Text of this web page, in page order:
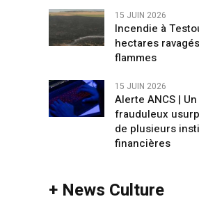
15 JUIN 2026
Incendie à
hectares
flammes
15 JUIN 2026
Alerte ANCS |
frauduleux
de plusieurs
financières
+ News Culture